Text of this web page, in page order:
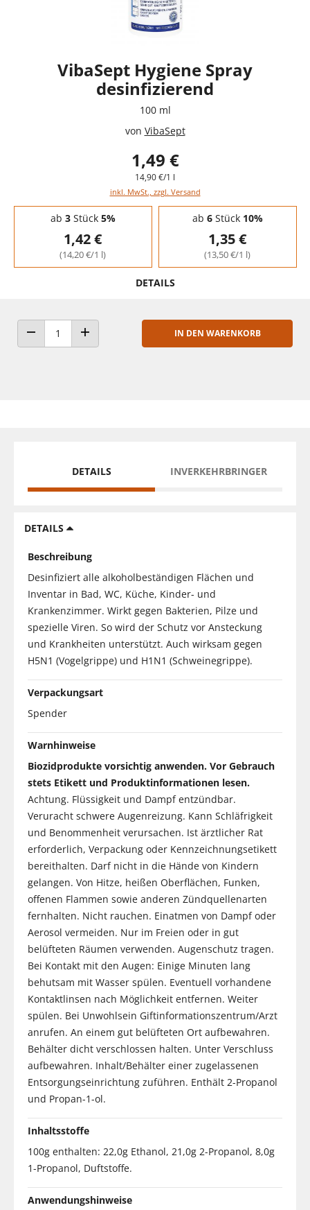
VibaSept Hygiene Spray
desinfizierend
100 ml
von VibaSept
1,49 €
14,90 €/1 l
inkl. MwSt., zzgl. Versand
Staffelpreise - Mengenrabatt
ab 3Stück 5%
1,42 €
(14,20 €/1 l)
ab 6Stück 10%
1,35 €
(13,50 €/1 l)
DETAILS
ANZAHL VERRINGERNANZAHL ERHÖHEN
IN DEN WARENKORB
DETAILS INVERKEHRBRINGER
DETAILS
Beschreibung
Desinfiziert alle alkoholbeständigen Flächen und
Inventar in Bad, WC, Küche, Kinder- und
Krankenzimmer. Wirkt gegen Bakterien, Pilze und
spezielle Viren. So wird der Schutz vor Ansteckung
und Krankheiten unterstützt. Auch wirksam gegen
H5N1 (Vogelgrippe) und H1N1 (Schweinegrippe).
Verpackungsart
Spender
Warnhinweise
Biozidprodukte vorsichtig anwenden. Vor Gebrauch
stets Etikett und Produktinformationen lesen.
Achtung. Flüssigkeit und Dampf entzündbar.
Veruracht schwere Augenreizung. Kann Schläfrigkeit
und Benommenheit verursachen. Ist ärztlicher Rat
erforderlich, Verpackung oder Kennzeichnungsetikett
bereithalten. Darf nicht in die Hände von Kindern
gelangen. Von Hitze, heißen Oberflächen, Funken,
offenen Flammen sowie anderen Zündquellenarten
fernhalten. Nicht rauchen. Einatmen von Dampf oder
Aerosol vermeiden. Nur im Freien oder in gut
belüfteten Räumen verwenden. Augenschutz tragen.
Bei Kontakt mit den Augen: Einige Minuten lang
behutsam mit Wasser spülen. Eventuell vorhandene
Kontaktlinsen nach Möglichkeit entfernen. Weiter
spülen. Bei Unwohlsein Giftinformationszentrum/Arzt
anrufen. An einem gut belüfteten Ort aufbewahren.
Behälter dicht verschlossen halten. Unter Verschluss
aufbewahren. Inhalt/Behälter einer zugelassenen
Entsorgungseinrichtung zuführen. Enthält 2-Propanol
und Propan-1-ol.
Inhaltsstoffe
100g enthalten: 22,0g Ethanol, 21,0g 2-Propanol, 8,0g
1-Propanol, Duftstoffe.
Anwendungshinweise